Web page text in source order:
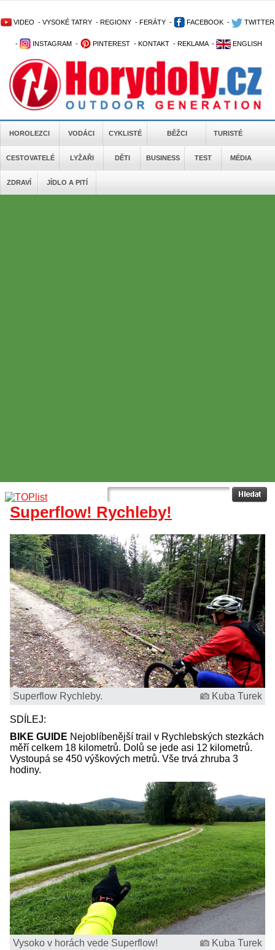
VIDEO - VYSOKÉ TATRY - REGIONY - FERÁTY - FACEBOOK - TWITTER
- INSTAGRAM - PINTEREST - KONTAKT - REKLAMA - ENGLISH
HOROLEZCI VODÁCI CYKLISTÉ BĚŽCI TURISTÉ
CESTOVATELÉ LYŽAŘI DĚTI BUSINESS TEST MÉDIA
ZDRAVÍ JÍDLO A PITÍ
Superflow! Rychleby!
Superflow Rychleby. Kuba Turek
SDÍLEJ:
BIKE GUIDE Nejoblíbenější trail v Rychlebských stezkách
měří celkem 18 kilometrů. Dolů se jede asi 12 kilometrů.
Vystoupá se 450 výškových metrů. Vše trvá zhruba 3
hodiny.
Vysoko v horách vede Superflow! Kuba Turek